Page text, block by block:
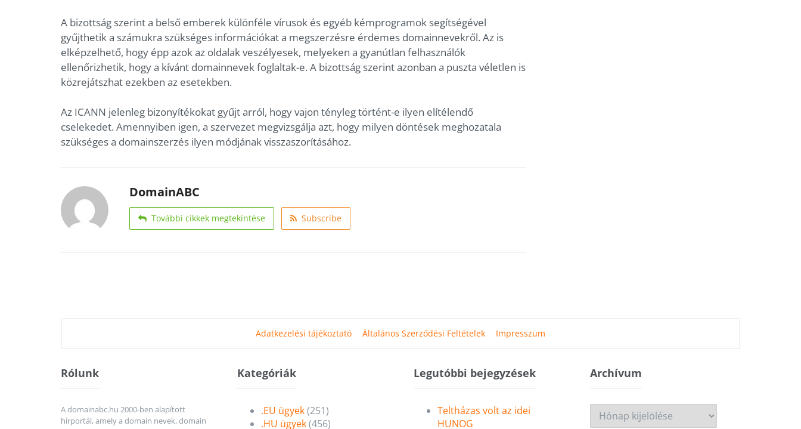
A bizottság szerint a belső emberek különféle vírusok és egyéb kémprogramok segítségével
gyűjthetik a számukra szükséges információkat a megszerzésre érdemes domainnevekről. Az is
elképzelhető, hogy épp azok az oldalak veszélyesek, melyeken a gyanútlan felhasználók
ellenőrizhetik, hogy a kívánt domainnevek foglaltak-e. A bizottság szerint azonban a puszta véletlen is
közrejátszhat ezekben az esetekben.
Az ICANN jelenleg bizonyítékokat gyűjt arról, hogy vajon tényleg történt-e ilyen elítélendő
cselekedet. Amennyiben igen, a szervezet megvizsgálja azt, hogy milyen döntések meghozatala
szükséges a domainszerzés ilyen módjának visszaszorításához.
DomainABC
További cikkek megtekintése Subscribe
Adatkezelési tájékoztató Általános Szerződési Feltételek Impresszum
Rólunk
A domainabc.hu 2000-ben alapított
hírportál, amely a domain nevek, domain
Kategóriák
.EU ügyek(251)
.HU ügyek(456)
Legutóbbi bejegyzések
Teltházas volt az idei
HUNOG
ArchívumArchívum